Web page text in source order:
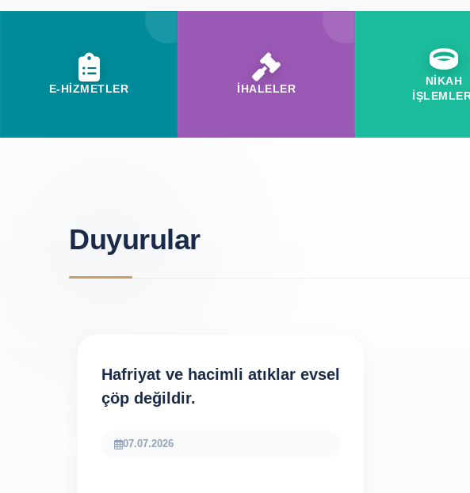
E-HİZMETLER İHALELER
NİKAH
Duyurular
Hafriyat ve hacimli atıklar evsel
çöp değildir.
07.07.2026